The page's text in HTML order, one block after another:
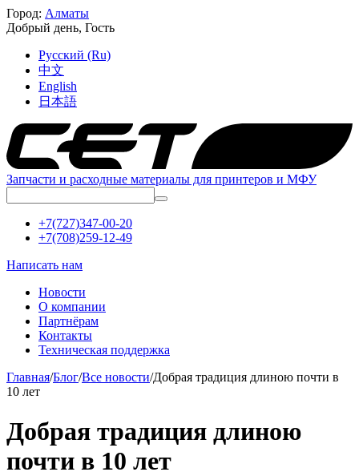
Город: Алматы
Добрый день, Гость
Русский (Ru)
中文
English
日本語
Запчасти и расходные материалы для принтеров и МФУ
+7(727)347-00-20
+7(708)259-12-49
Написать нам
Новости
О компании
Партнёрам
Контакты
Техническая поддержка
Главная/Блог/Все новости/Добрая традиция длиною почти в
10 лет
Добрая традиция длиною
почти в 10 лет